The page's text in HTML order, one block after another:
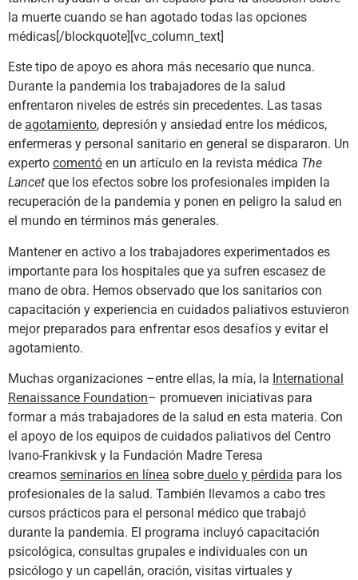
la muerte cuando se han agotado todas las opciones
médicas[/blockquote][vc_column_text]
Este tipo de apoyo es ahora más necesario que nunca.
Durante la pandemia los trabajadores de la salud
enfrentaron niveles de estrés sin precedentes. Las tasas
de agotamiento, depresión y ansiedad entre los médicos,
enfermeras y personal sanitario en general se dispararon. Un
experto comentó en un artículo en la revista médica The
Lancet que los efectos sobre los profesionales impiden la
recuperación de la pandemia y ponen en peligro la salud en
el mundo en términos más generales.
Mantener en activo a los trabajadores experimentados es
importante para los hospitales que ya sufren escasez de
mano de obra. Hemos observado que los sanitarios con
capacitación y experiencia en cuidados paliativos estuvieron
mejor preparados para enfrentar esos desafíos y evitar el
agotamiento.
Muchas organizaciones –entre ellas, la mía, la International
Renaissance Foundation– promueven iniciativas para
formar a más trabajadores de la salud en esta materia. Con
el apoyo de los equipos de cuidados paliativos del Centro
Ivano-Frankivsk y la Fundación Madre Teresa
creamos seminarios en línea sobre duelo y pérdida para los
profesionales de la salud. También llevamos a cabo tres
cursos prácticos para el personal médico que trabajó
durante la pandemia. El programa incluyó capacitación
psicológica, consultas grupales e individuales con un
psicólogo y un capellán, oración, visitas virtuales y